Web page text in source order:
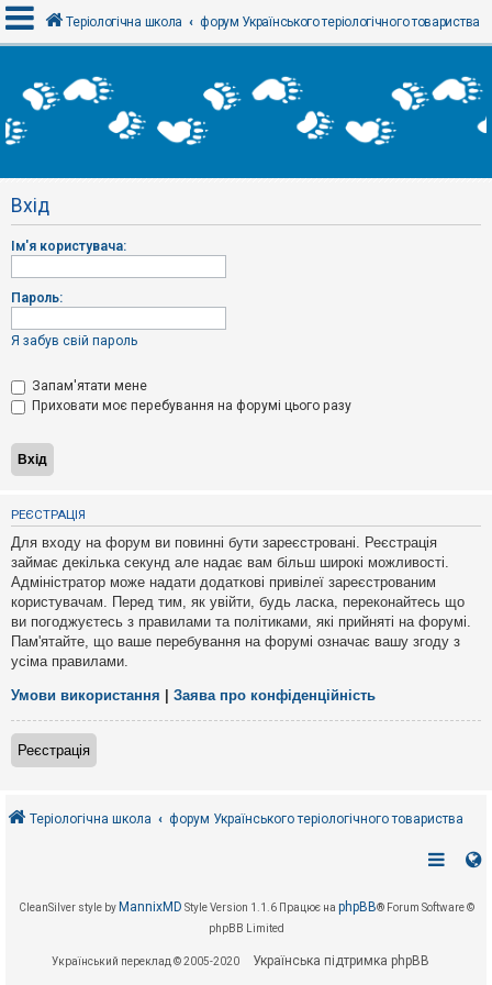
х
і
Р
є
т
р
а
і
Т
м
и
б
з
в
і
д
п
о
в
і
д
е
й
А
к
т
и
і
Теріологічна школа форум Українського теріологічного товариства
Вхід
Ім'я користувача:
Пароль:
Я забув свій пароль
Запам'ятати мене
Приховати моє перебування на форумі цього разу
РЕЄСТРАЦІЯ
Для входу на форум ви повинні бути зареєстровані. Реєстрація
займає декілька секунд але надає вам більш широкі можливості.
Адміністратор може надати додаткові привілеї зареєстрованим
користувачам. Перед тим, як увійти, будь ласка, переконайтесь що
ви погоджуєтесь з правилами та політиками, які прийняті на форумі.
Пам'ятайте, що ваше перебування на форумі означає вашу згоду з
усіма правилами.
Умови використання Заява про конфіденційність
Реєстрація
Теріологічна школа форум Українського теріологічного товариства
CleanSilver style by MannixMD Style Version 1.1.6 Працює на phpBB® Forum Software ©
phpBB Limited
Український переклад © 2005-2020 Українська підтримка phpBB